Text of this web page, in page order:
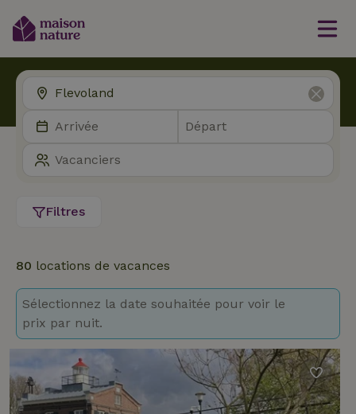
Filtres
80 locations de vacances
Sélectionnez la date souhaitée pour voir le
prix par nuit.